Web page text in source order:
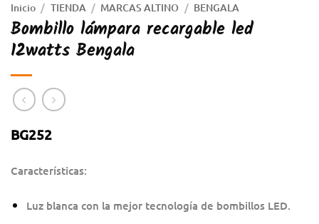
Inicio / TIENDA / MARCAS ALTINO / BENGALA
Bombillo lámpara recargable led
12watts Bengala
BG252
Características:
Luz blanca con la mejor tecnología de bombillos LED.